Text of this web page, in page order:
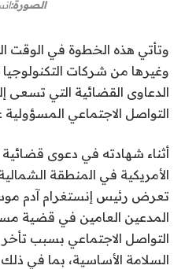
الصورة:
وغيرها من شركات التكنولوجيا
الدعاوى القضائية التي
التواصل الاجتماعي المسؤولية
أثناء شهادته في دعوى قضائية
الأمريكية في المنطقة
تعرض رئيس إنستغرام آدم
المدعين العامين في قضية
التواصل الاجتماعي بسبب
السلامة الأساسية، بما في